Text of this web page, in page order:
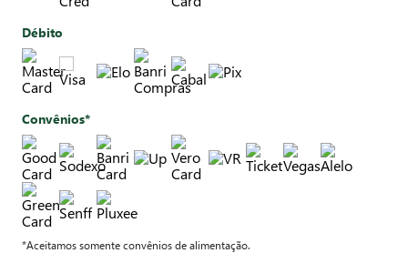
Débito
Convênios*
*Aceitamos somente convênios de alimentação.